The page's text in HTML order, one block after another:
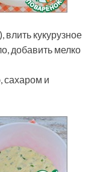
кукурузное
добавить мелко
сахаром и